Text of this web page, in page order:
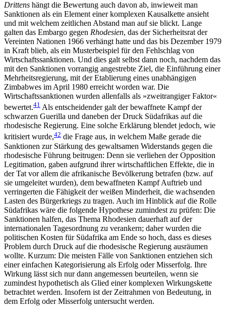
Drittens hängt die Bewertung auch davon ab, inwieweit man
Sanktionen als ein Element einer kom­plexen Kausalkette ansieht
und mit welchem zeit­lichen Abstand man auf sie blickt. Lange
galten das Embargo gegen Rhodesien, das der Sicherheitsrat der
Vereinten Nationen 1966 verhängt hatte und das bis Dezember 1979
in Kraft blieb, als ein Musterbeispiel für den Fehlschlag von
Wirtschaftssanktionen. Und dies galt selbst dann noch, nachdem das
mit den Sanktionen vorrangig angestrebte Ziel, die Einführung einer
Mehrheitsregierung, mit der Etablierung eines unabhängigen
Zimbabwes im April 1980 er­reicht worden war. Die
Wirtschaftssanktionen wurden allenfalls als »zweitrangiger Faktor«
bewertet.41 Als entscheidender galt der bewaffnete Kampf der
schwar­zen Guerilla und daneben der Druck Südafrikas auf die
rhodesische Regierung. Eine solche Erklärung blendet jedoch, wie
kritisiert wurde,42 die Frage aus, in wel­chem Maße gerade die
Sanktionen zur Stär­kung des gewaltsamen Widerstands gegen die
rhode­sische Führung beitrugen: Denn sie verliehen der Opposition
Legitimation, gaben aufgrund ihrer wirt­schaftlichen Effekte, die in
der Tat vor allem die afrikanische Be­völkerung betrafen (bzw. auf
sie um­geleitet wurden), dem bewaffneten Kampf Auftrieb und
verringerten die Fähigkeit der weißen Minderheit, die wachsenden
Lasten des Bürgerkriegs zu tragen. Auch im Hinblick auf die Rolle
Südafrikas wäre die folgende Hypothese zumindest zu prüfen: Die
Sank­tionen halfen, das Thema Rhodesien dauerhaft auf der
internationalen Tagesordnung zu verankern; daher wurden die
politischen Kosten für Südafrika am Ende so hoch, dass es dieses
Problem durch Druck auf die rhodesische Regierung ausräumen
wollte. Kurzum: Die meisten Fälle von Sanktionen entziehen sich
einer einfachen Kategorisierung als Erfolg oder Misserfolg. Ihre
Wir­kung lässt sich nur dann an­gemes­sen beurteilen, wenn sie
zumindest hypothetisch als Glied einer kom­plexen Wirkungskette
betrachtet werden. In­sofern ist der Zeitrahmen von Bedeutung, in
dem Erfolg oder Misserfolg untersucht werden.